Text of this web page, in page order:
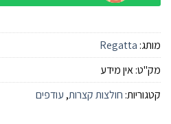
מותג: Regatta
מק"ט:אין מידע
קטגוריות: חולצות קצרות, עודפים